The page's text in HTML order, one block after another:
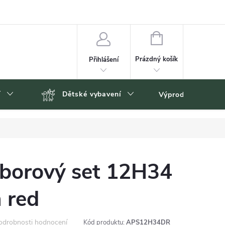
Přihlášení
NÁKUPNÍ
Prázdný košík
Dětské vybavení Výprodej
set 12H34
hodnocení Kód produktu: APS12H34DR